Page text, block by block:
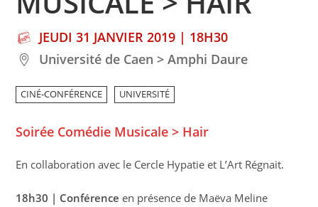
JEUDI 31 JANVIER 2019 | 18H30
Université de Caen > Amphi Daure
CINÉ-CONFÉRENCE UNIVERSITÉ
Soirée Comédie Musicale > Hair
En collaboration avec le Cercle Hypatie et L’Art Régnait.
18h30 | Conférence en présence de Maëva Meline